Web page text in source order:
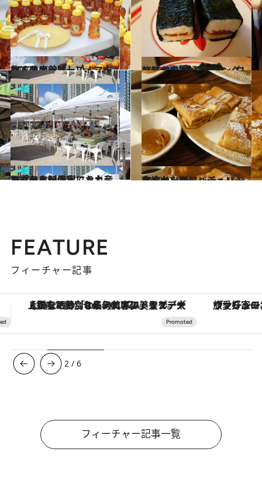
2012.11.19
KCCファーマーズ・マーケットの美味しい！ おすすめ店
旅＆お出かけ 2013.10.29
ハワイの主婦直伝！ ロコフード3分クッキングレシピ
旅＆お出かけ
2012.12.2
アクセスが便利でお土産も買える観光客にうれしいマーケット
旅＆お出かけ 2012.11.18
爽やかなグアバジェリーを塗ったフレンチ・パンケーキ
旅＆お出かけ
FEATURE
フィーチャー記事
ヴァシュロン・コンスタンタン「オーヴァーシーズ・オートマティック」。旅愛好家のお気に入りコレクションから、ジェンダーレスな新作が登場
3 /6
フィーチャー記事一覧